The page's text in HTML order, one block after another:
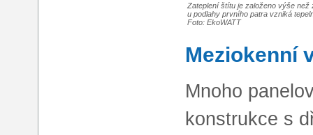
Zateplení štítu je založeno výše než
u podlahy prvního patra vzniká
Foto: EkoWATT
Meziokenní
Mnoho
konstrukce s